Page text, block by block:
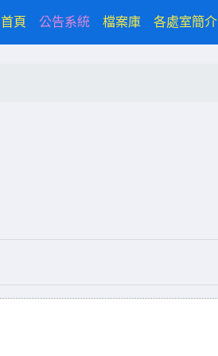
首頁(current)
公告系統 檔案庫 各處室簡介